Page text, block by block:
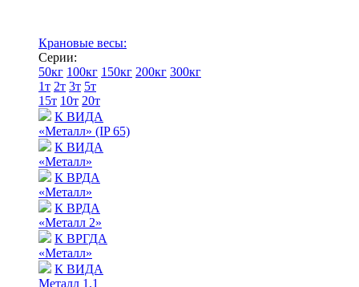
Крановые весы:
Серии:
50кг 100кг 150кг 200кг 300кг
1т 2т 3т 5т
15т 10т 20т
К ВИДА
«Металл» (IP 65)
К ВИДА
«Металл»
К ВРДА
«Металл»
К ВРДА
«Металл 2»
К ВРГДА
«Металл»
К ВИДА
Металл 1.1